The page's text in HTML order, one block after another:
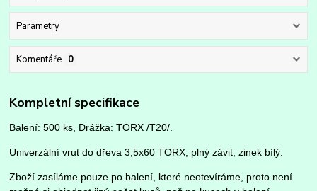
Parametry
Komentáře 0
Kompletní specifikace
Balení: 500 ks, Drážka: TORX /T20/.
Univerzální vrut do dřeva 3,5x60 TORX, plný závit, zinek bílý.
Zboží zasíláme pouze po balení, které neotevíráme, proto není